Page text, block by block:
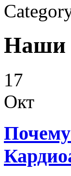
Наши
17
Окт